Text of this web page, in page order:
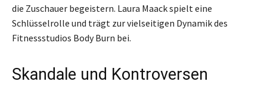
die Zuschauer begeistern. Laura Maack spielt eine
Schlüsselrolle und trägt zur vielseitigen Dynamik des
Fitnessstudios Body Burn bei.
Skandale und Kontroversen